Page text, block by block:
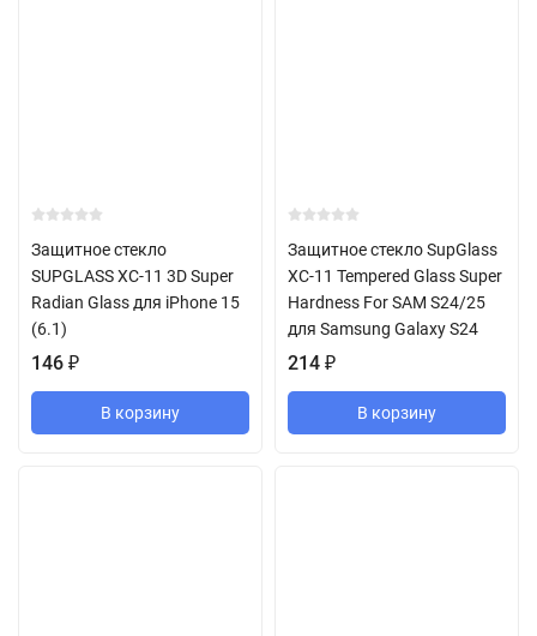
Защитное стекло
SUPGLASS XC-11 3D Super
Radian Glass для iPhone 15
(6.1)
146 ₽
В корзину
Защитное стекло SupGlass
XC-11 Tempered Glass Super
Hardness For SAM S24/25
для Samsung Galaxy S24
214 ₽
В корзину